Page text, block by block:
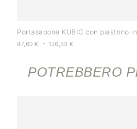
Portasapone KUBIC con piastrino
97,60 € - 126,88 €
POTREBBERO